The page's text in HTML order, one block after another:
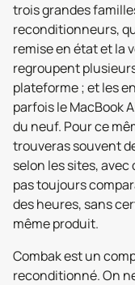
trois grandes
reconditionneurs,
remise en état et la
regroupent
plateforme ; et les
parfois le MacBook
du neuf. Pour ce
trouveras souvent
selon les sites,
pas toujours
des heures, sans
même produit.
Combak est un
reconditionné. On